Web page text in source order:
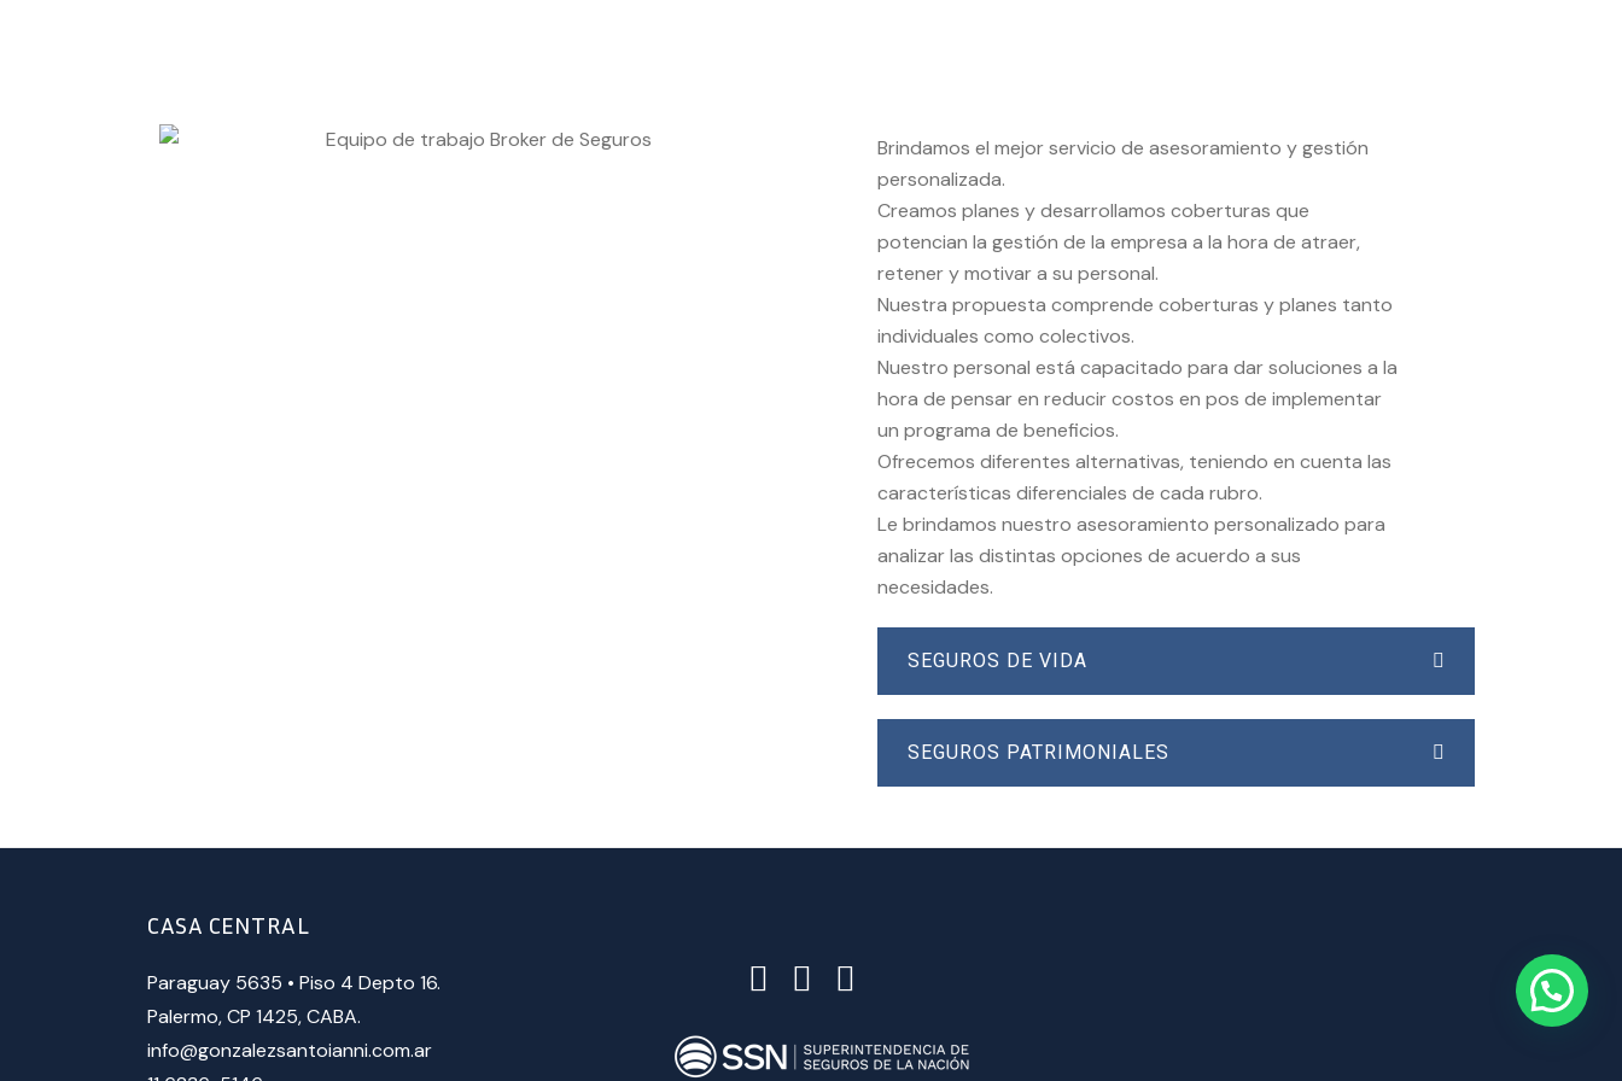
Brindamos el mejor servicio de asesoramiento y gestión
personalizada.
Creamos planes y desarrollamos coberturas que
potencian la gestión de la empresa a la hora de atraer,
retener y motivar a su personal.
Nuestra propuesta comprende coberturas y planes tanto
individuales como colectivos.
Nuestro personal está capacitado para dar soluciones a la
hora de pensar en reducir costos en pos de implementar
un programa de beneficios.
Ofrecemos diferentes alternativas, teniendo en cuenta las
características diferenciales de cada rubro.
Le brindamos nuestro asesoramiento personalizado para
analizar las distintas opciones de acuerdo a sus
necesidades.
SEGUROS DE VIDA
SEGUROS PATRIMONIALES
CASA CENTRAL
Paraguay 5635 • Piso 4 Depto 16.
Palermo, CP 1425, CABA.
info@gonzalezsantoianni.com.ar